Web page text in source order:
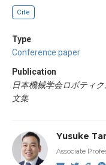
Cite
Type
Conference paper
Publication
日本機械学会ロボティ
文集
Yusuke
Associate